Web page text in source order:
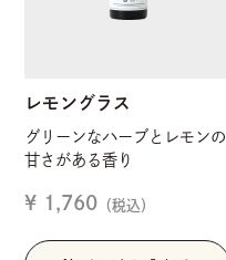
レモングラス
グリーンなハーブとレモンの
甘さがある香り
¥ 1,760 （税込）